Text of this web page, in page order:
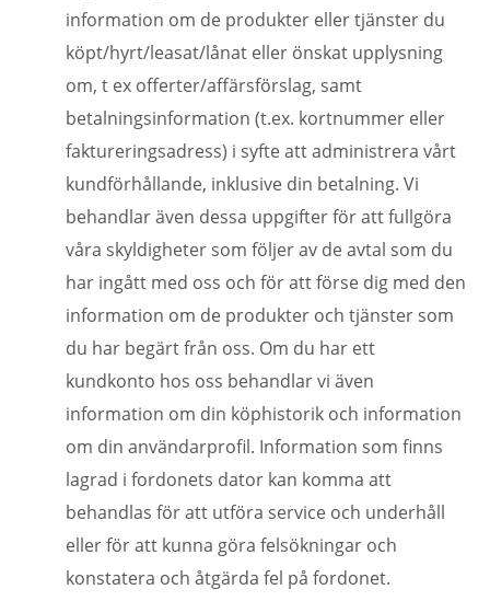
information om de produkter eller tjänster du
köpt/hyrt/leasat/lånat eller önskat upplysning
om, t ex offerter/affärsförslag, samt
betalningsinformation (t.ex. kortnummer eller
faktureringsadress) i syfte att administrera vårt
kundförhållande, inklusive din betalning. Vi
behandlar även dessa uppgifter för att fullgöra
våra skyldigheter som följer av de avtal som du
har ingått med oss och för att förse dig med den
information om de produkter och tjänster som
du har begärt från oss. Om du har ett
kundkonto hos oss behandlar vi även
information om din köphistorik och information
om din användarprofil. Information som finns
lagrad i fordonets dator kan komma att
behandlas för att utföra service och underhåll
eller för att kunna göra felsökningar och
konstatera och åtgärda fel på fordonet.